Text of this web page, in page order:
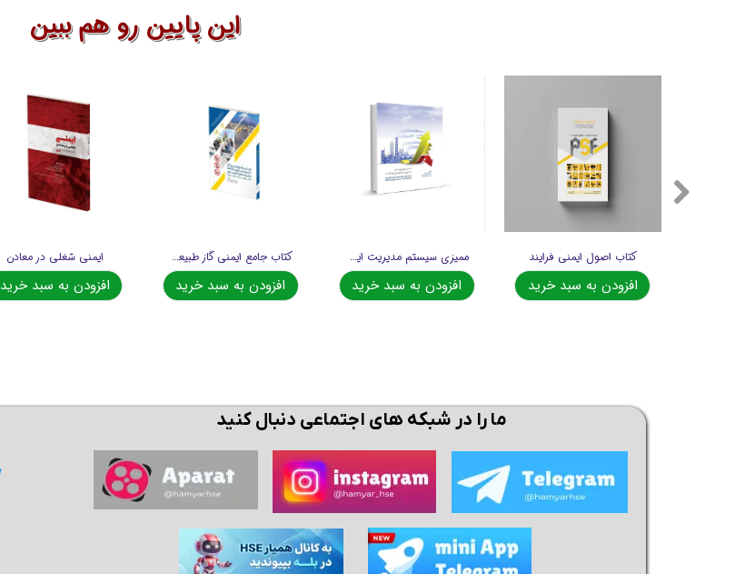
ایمنی شغلی در معادن
افزودن به سبد خرید
کتاب جامع ایمنی گاز طبیعی در ایستگاه ها و شبکه های گاز رسانی
افزودن به سبد خرید
ممیزی سیستم مدیریت ایمنی فرآیند
افزودن به سبد خرید
کتاب اصول ایمنی فرایند
افزودن به سبد خرید
این پایین رو هم ببین
ما را در شبکه های اجتماعی دنبال کنید